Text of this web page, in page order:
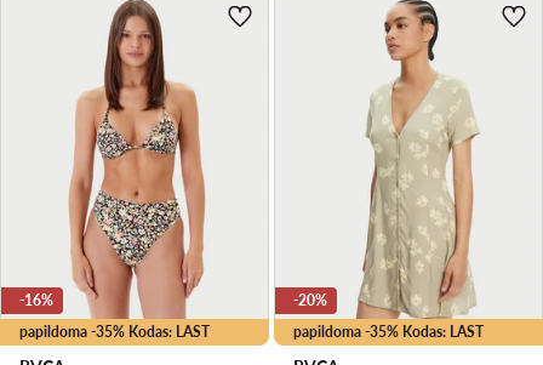
papildoma -35% Kodas: LAST
-16%
papildoma -35% Kodas: LAST
-20%